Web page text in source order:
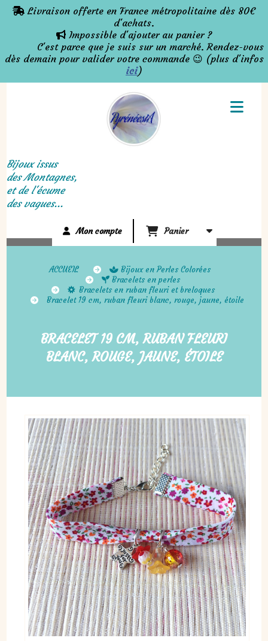
 Livraison offerte en France métropolitaine dès 80€
d'achats.
 Impossible d'ajouter au panier ?
C'est parce que je suis sur un marché. Rendez-vous
dès demain pour valider votre commande 😉 (plus d'infos
ici)
Bijoux issus
des Montagnes,
et de l'écume
des vagues...
Mon compte Panier
ACCUEIL
Bijoux en Perles Colorées
Bracelets en perles
Bracelets en ruban fleuri et breloques
Bracelet 19 cm, ruban fleuri blanc, rouge, jaune, étoile
BRACELET 19 CM, RUBAN FLEURI
BLANC, ROUGE, JAUNE, ÉTOILE
Panneau de gestion des cookies